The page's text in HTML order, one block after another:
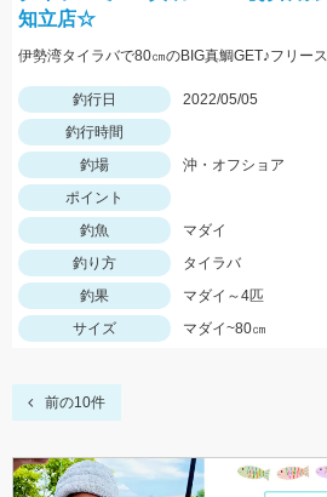
知立店☆
釣行日
2022/05/05
釣行時間
釣場
沖・オフショア
ポイント
釣魚
マダイ
釣り方
タイラバ
釣果
マダイ～4匹
サイズ
マダイ~80㎝
前の10件